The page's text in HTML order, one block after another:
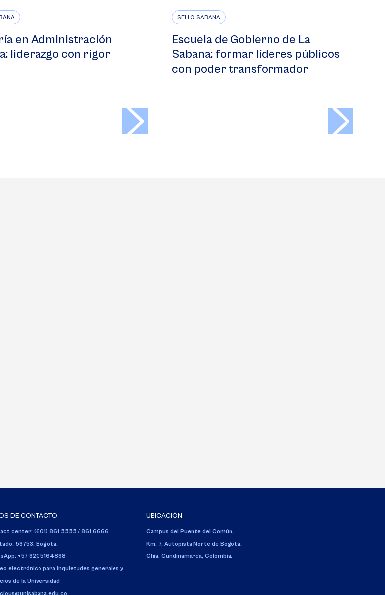
en Administración
liderazgo con rigor
SELLO SABANA
Escuela de Gobierno de La
Sabana: formar líderes públicos
con poder transformador
DE CONTACTO
center: (601) 861 5555 / 861 6666
53753, Bogotá.
+57 3205164838
electrónico para inquietudes generales y
de la Universidad
UBICACIÓN
Campus del Puente del Común,
Km. 7, Autopista Norte de Bogotá.
Chía, Cundinamarca, Colombia.